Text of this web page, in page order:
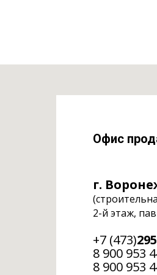
Офис
г.
2-й этаж,
+7 (473)
8 900 953
‎8 900 953